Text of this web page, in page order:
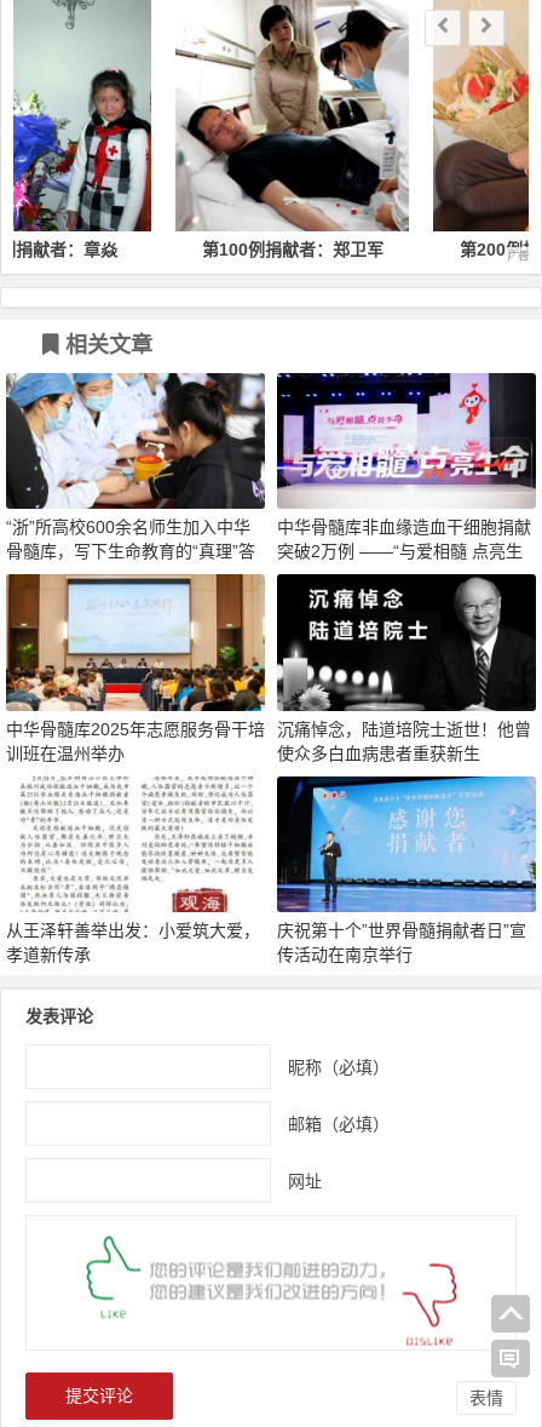
焱 第100例捐献者：郑卫军 第200例捐献者：柳蓓
相关文章
“浙”所高校600余名师生加入中华
骨髓库，写下生命教育的“真理”答
案
中华骨髓库非血缘造血干细胞捐献
突破2万例 ——“与爱相髓 点亮生
命”主题宣传活动在岳阳举行
中华骨髓库2025年志愿服务骨干培
训班在温州举办
沉痛悼念，陆道培院士逝世！他曾
使众多白血病患者重获新生
从王泽轩善举出发：小爱筑大爱，
孝道新传承
庆祝第十个”世界骨髓捐献者日”宣
传活动在南京举行
发表评论
昵称（必填）
邮箱（必填）
网址
表情